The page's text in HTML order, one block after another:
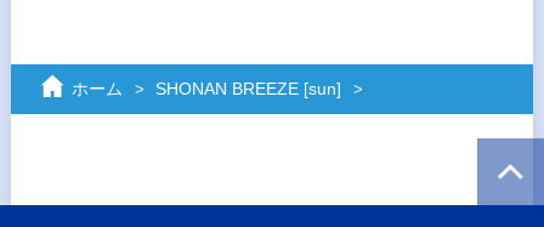
ホーム SHONAN BREEZE [sun]